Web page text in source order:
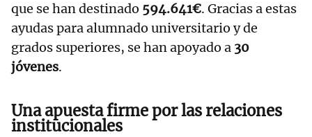
que se han destinado 594.641€. Gracias a estas
ayudas para alumnado universitario y de
grados superiores, se han apoyado a 30
jóvenes.
Una apuesta firme por las relaciones
institucionales